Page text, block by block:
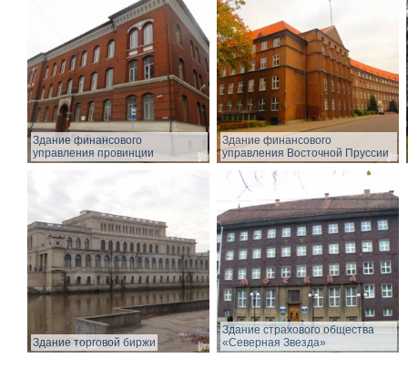
Здание финансового
управления провинции
Здание финансового
управления Восточной Пруссии
Здание торговой биржи
Здание страхового общества
«Северная Звезда»